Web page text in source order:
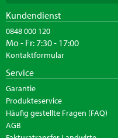
Kundendienst
0848 000 120
Mo - Fr: 7:30 - 17:00
Kontaktformular
Service
Garantie
Produkteservice
Häufig gestellte Fragen (FAQ)
AGB